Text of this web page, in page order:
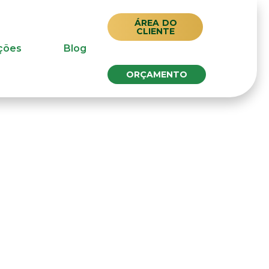
Blog
ÁREA DO
CLIENTE
ORÇAMENTO